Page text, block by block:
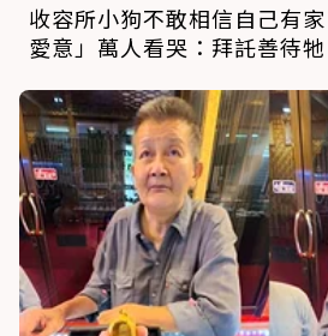
收容所小狗不敢相信自己有
愛意」萬人看哭：拜託善待牠